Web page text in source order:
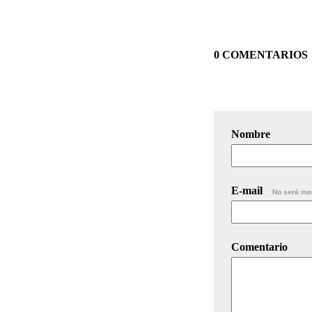
0 COMENTARIOS
Nombre
E-mail No será
Comentario